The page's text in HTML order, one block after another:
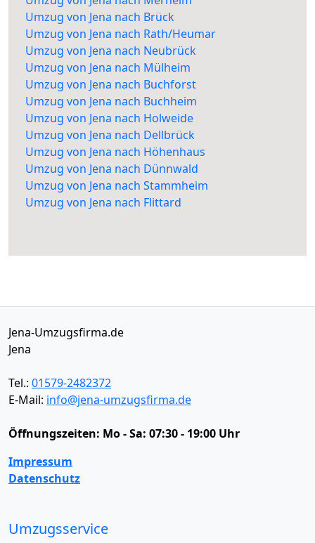
Umzug von Jena nach Brück
Umzug von Jena nach Rath/Heumar
Umzug von Jena nach Neubrück
Umzug von Jena nach Mülheim
Umzug von Jena nach Buchforst
Umzug von Jena nach Buchheim
Umzug von Jena nach Holweide
Umzug von Jena nach Dellbrück
Umzug von Jena nach Höhenhaus
Umzug von Jena nach Dünnwald
Umzug von Jena nach Stammheim
Umzug von Jena nach Flittard
Jena-Umzugsfirma.de
Jena
Tel.: 01579-2482372
E-Mail: info@jena-umzugsfirma.de
Öffnungszeiten: Mo - Sa: 07:30 - 19:00 Uhr
Impressum
Datenschutz
Umzugsservice